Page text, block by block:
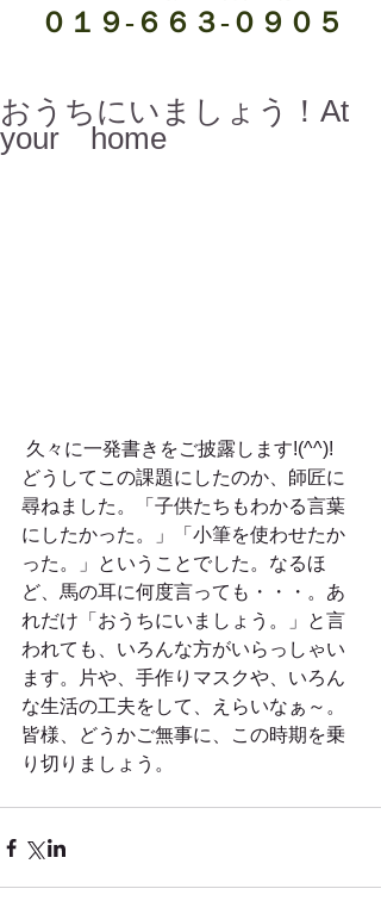
０１９-６６３-０９０５
おうちにいましょう！At
your home
久々に一発書きをご披露します!(^^)!
どうしてこの課題にしたのか、師匠に
尋ねました。「子供たちもわかる言葉
にしたかった。」「小筆を使わせたか
った。」ということでした。なるほ
ど、馬の耳に何度言っても・・・。あ
れだけ「おうちにいましょう。」と言
われても、いろんな方がいらっしゃい
ます。片や、手作りマスクや、いろん
な生活の工夫をして、えらいなぁ～。
皆様、どうかご無事に、この時期を乗
り切りましょう。